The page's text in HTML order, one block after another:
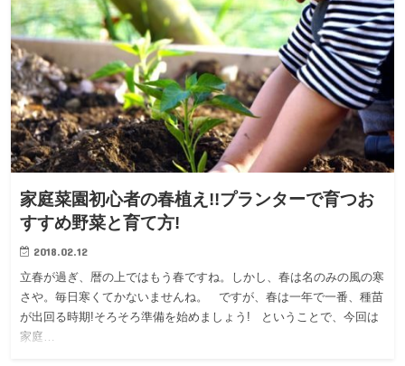
家庭菜園初心者の春植え!!プランターで育つお
すすめ野菜と育て方!
2018.02.12
立春が過ぎ、暦の上ではもう春ですね。しかし、春は名のみの風の寒
さや。毎日寒くてかないませんね。 ですが、春は一年で一番、種苗
が出回る時期!そろそろ準備を始めましょう! ということで、今回は
家庭…